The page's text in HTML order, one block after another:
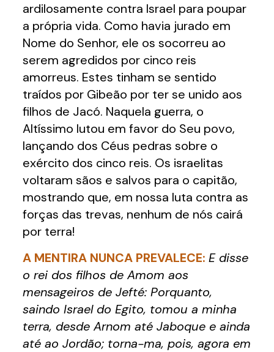
ardilosamente contra Israel para poupar
a própria vida. Como havia jurado em
Nome do Senhor, ele os socorreu ao
serem agredidos por cinco reis
amorreus. Estes tinham se sentido
traídos por Gibeão por ter se unido aos
filhos de Jacó. Naquela guerra, o
Altíssimo lutou em favor do Seu povo,
lançando dos Céus pedras sobre o
exército dos cinco reis. Os israelitas
voltaram sãos e salvos para o capitão,
mostrando que, em nossa luta contra as
forças das trevas, nenhum de nós cairá
por terra!
A MENTIRA NUNCA PREVALECE: E disse
o rei dos filhos de Amom aos
mensageiros de Jefté: Porquanto,
saindo Israel do Egito, tomou a minha
terra, desde Arnom até Jaboque e ainda
até ao Jordão; torna-ma, pois, agora em